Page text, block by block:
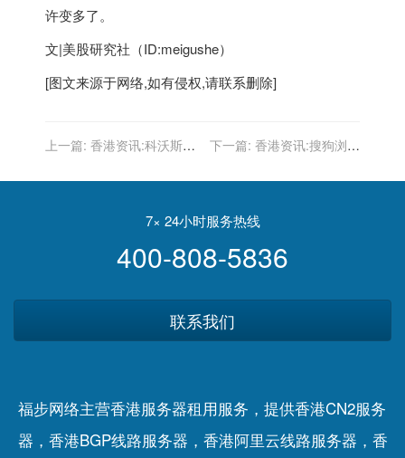
许变多了。
文|美股研究社（ID:meigushe）
[图文来源于网络,如有侵权,请联系删除]
上一篇: 香港资讯:科沃斯开
代：用“技术”撬动增长飞轮
下一篇: 香港资讯:搜狗浏览
18日停止服务
7× 24小时服务热线
400-808-5836
联系我们
福步网络主营香港服务器租用服务，提供香港CN2服务
器，香港BGP线路服务器，香港阿里云线路服务器，香